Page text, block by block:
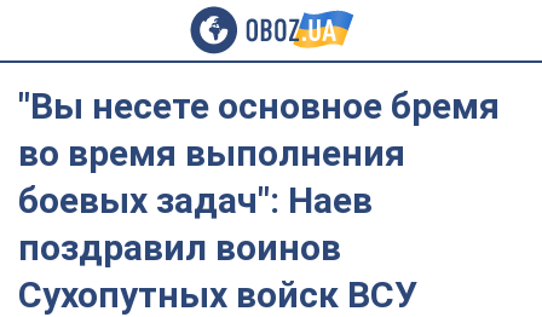
"Вы несете основное бремя
во время выполнения
боевых задач": Наев
поздравил воинов
Сухопутных войск ВСУ